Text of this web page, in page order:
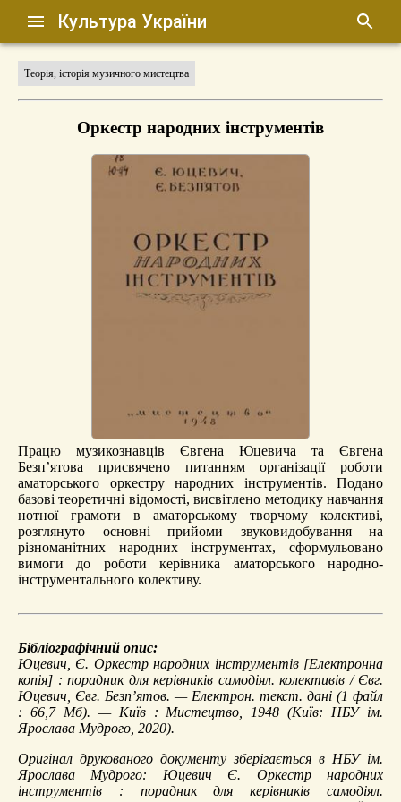
Культура України
Теорія, історія музичного мистецтва
Оркестр народних інструментів
Працю музикознавців Євгена Юцевича та Євгена
Безп’ятова присвячено питанням організації роботи
аматорського оркестру народних інструментів. Подано
базові теоретичні відомості, висвітлено методику навчання
нотної грамоти в аматорському творчому колективі,
розглянуто основні прийоми звуковидобування на
різноманітних народних інструментах, сформульовано
вимоги до роботи керівника аматорського народно-
інструментального колективу.
Бібліографічний опис:
Юцевич, Є. Оркестр народних інструментів[Електронна
копія] : порадник для керівників самодіял. колективів / Євг.
Юцевич, Євг. Безп’ятов. — Електрон. текст. дані (1 файл
: 66,7 Мб). — Київ : Мистецтво, 1948 (Київ: НБУ ім.
Ярослава Мудрого, 2020).
Оригінал друкованого документу зберігається в НБУ ім.
Ярослава Мудрого: Юцевич Є. Оркестр народних
інструментів : порадник для керівників самодіял.